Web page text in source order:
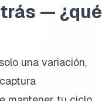
— ¿qué
una variación,